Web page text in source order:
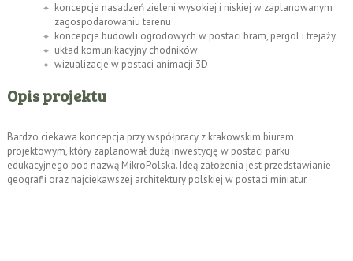
koncepcje nasadzeń zieleni wysokiej i niskiej w zaplanowanym
zagospodarowaniu terenu
koncepcje budowli ogrodowych w postaci bram, pergol i trejaży
układ komunikacyjny chodników
wizualizacje w postaci animacji 3D
Opis projektu
Bardzo ciekawa koncepcja przy współpracy z krakowskim biurem
projektowym, który zaplanował dużą inwestycję w postaci parku
edukacyjnego pod nazwą MikroPolska. Ideą założenia jest przedstawianie
geografii oraz najciekawszej architektury polskiej w postaci miniatur.